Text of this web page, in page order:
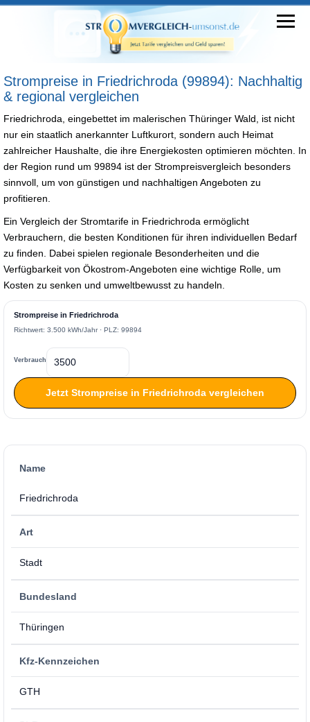
Strompreise in Friedrichroda (99894): Nachhaltig
& regional vergleichen
Friedrichroda, eingebettet im malerischen Thüringer Wald, ist nicht
nur ein staatlich anerkannter Luftkurort, sondern auch Heimat
zahlreicher Haushalte, die ihre Energiekosten optimieren möchten. In
der Region rund um 99894 ist der Strompreisvergleich besonders
sinnvoll, um von günstigen und nachhaltigen Angeboten zu
profitieren.
Ein Vergleich der Stromtarife in Friedrichroda ermöglicht
Verbrauchern, die besten Konditionen für ihren individuellen Bedarf
zu finden. Dabei spielen regionale Besonderheiten und die
Verfügbarkeit von Ökostrom-Angeboten eine wichtige Rolle, um
Kosten zu senken und umweltbewusst zu handeln.
Strompreise in Friedrichroda
Richtwert: 3.500 kWh/Jahr · PLZ: 99894
Verbrauch
Jetzt Strompreise in Friedrichroda vergleichen
Name
Friedrichroda
Art
Stadt
Bundesland
Thüringen
Kfz-Kennzeichen
GTH